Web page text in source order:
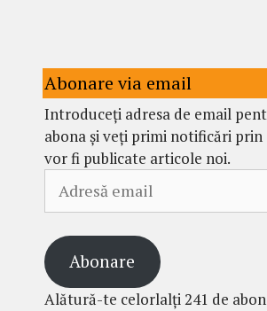
Abonare via email
Introduceți adresa de email
abona și veți primi notificări prin
vor fi publicate articole noi.
email
Abonare
Alătură-te celorlalți 241 de